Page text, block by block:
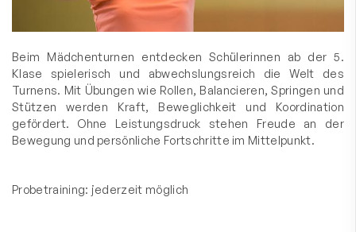
Beim Mädchenturnen entdecken Schülerinnen ab der 5.
Klase spielerisch und abwechslungsreich die Welt des
Turnens. Mit Übungen wie Rollen, Balancieren, Springen und
Stützen werden Kraft, Beweglichkeit und Koordination
gefördert. Ohne Leistungsdruck stehen Freude an der
Bewegung und persönliche Fortschritte im Mittelpunkt.
Probetraining: jederzeit möglich